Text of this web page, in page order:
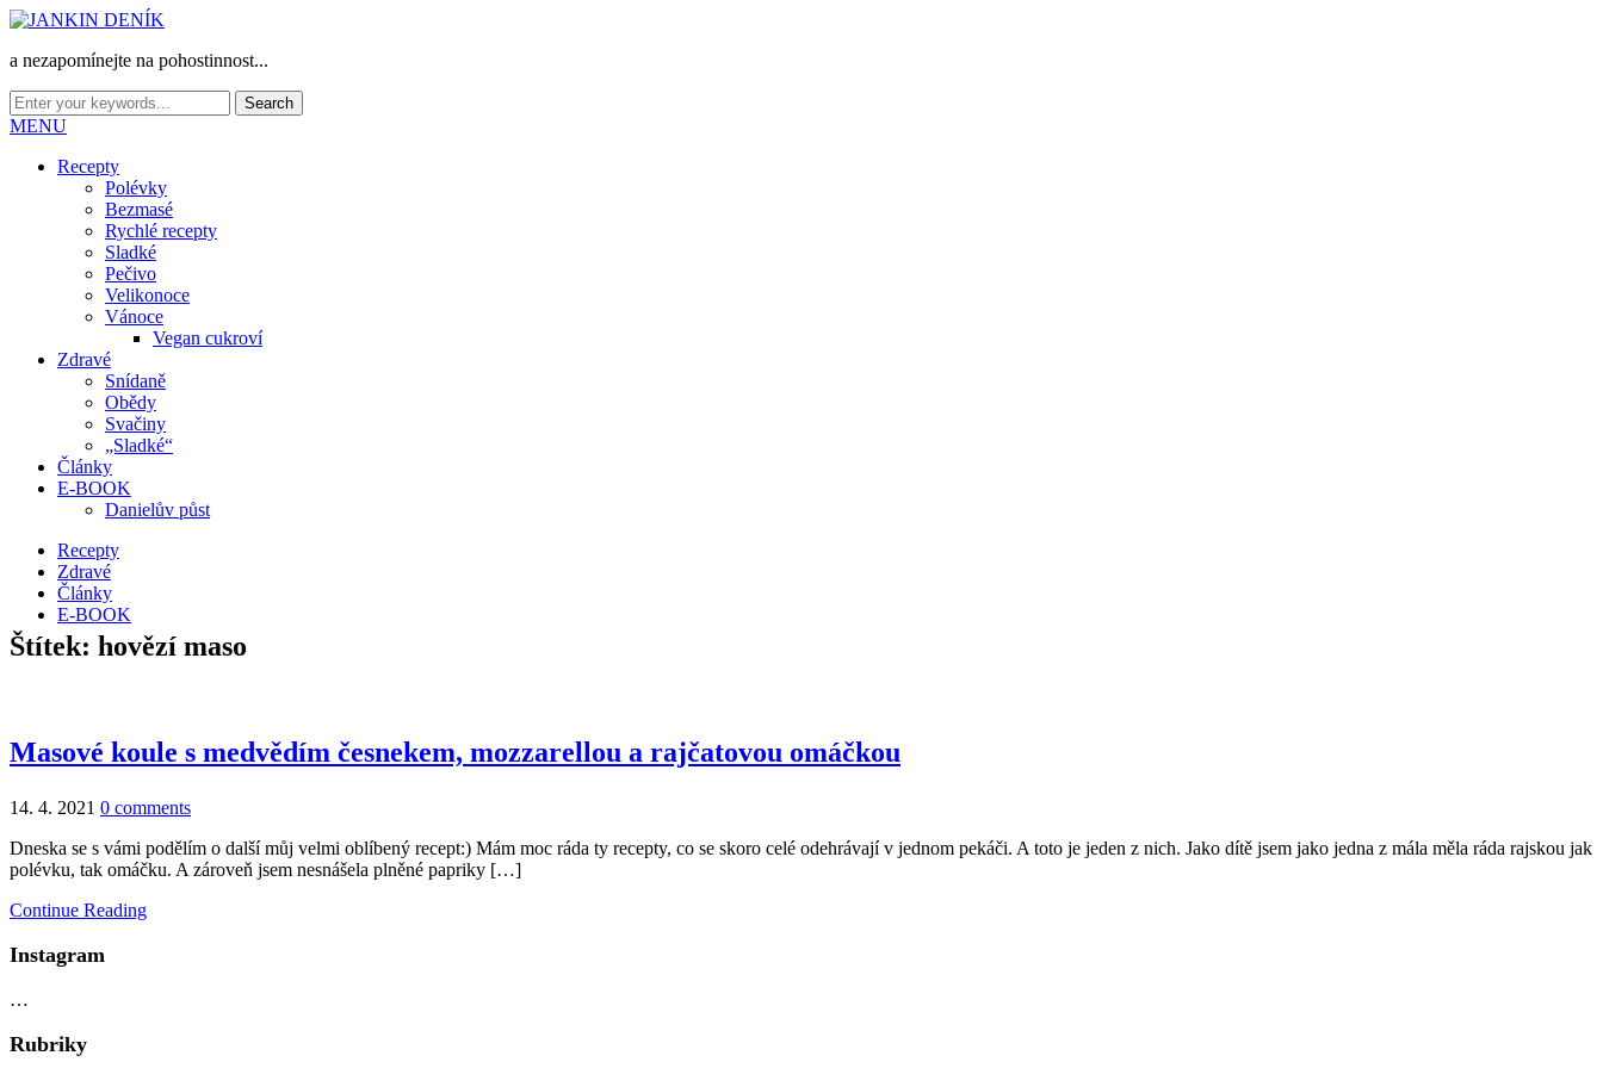
a nezapomínejte na pohostinnost...
MENU
Recepty
Polévky
Bezmasé
Rychlé recepty
Sladké
Pečivo
Velikonoce
Vánoce
Vegan cukroví
Zdravé
Snídaně
Obědy
Svačiny
„Sladké“
Články
E-BOOK
Danielův půst
Recepty
Zdravé
Články
E-BOOK
Štítek: hovězí maso
Masové koule s medvědím česnekem, mozzarellou a rajčatovou omáčkou
14. 4. 2021 0 comments
Dneska se s vámi podělím o další můj velmi oblíbený recept:) Mám moc ráda ty recepty, co se skoro celé odehrávají v jednom pekáči. A toto je jeden z nich. Jako dítě jsem jako jedna z mála měla ráda rajskou jak
polévku, tak omáčku. A zároveň jsem nesnášela plněné papriky […]
Continue Reading
Instagram
…
Rubriky